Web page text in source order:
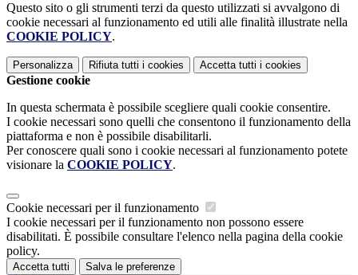
Questo sito o gli strumenti terzi da questo utilizzati si avvalgono di
cookie necessari al funzionamento ed utili alle finalità illustrate nella
COOKIE POLICY.
Personalizza Rifiuta tutti i cookies Accetta tutti i cookies
Gestione cookie
In questa schermata è possibile scegliere quali cookie consentire.
I cookie necessari sono quelli che consentono il funzionamento della
piattaforma e non è possibile disabilitarli.
Per conoscere quali sono i cookie necessari al funzionamento potete
visionare la COOKIE POLICY.
Cookie necessari per il funzionamento
I cookie necessari per il funzionamento non possono essere
disabilitati. È possibile consultare l'elenco nella pagina della cookie
policy.
Accetta tutti Salva le preferenze